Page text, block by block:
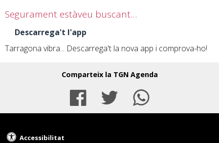
Segurament estàveu buscant…
Descarrega't l'app
Tarragona vibra... Descarrega't la nova app i comprova-ho!
Comparteix la TGN Agenda
Facebook
Twitter
Accessibilitat